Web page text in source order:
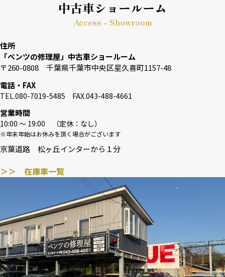
中古車ショールーム
Access - Showroom
住所
「ベンツの修理屋」中古車ショールーム
〒260-0808 千葉県千葉市中央区星久喜町1157-48
電話・FAX
TEL.080-7019-5485 FAX.043-488-4661
営業時間
10:00 〜 19:00 （定休：なし）
※年末年始はお休みを頂く場合がございます
京葉道路 松ヶ丘インターから１分
＞＞ 在庫車一覧